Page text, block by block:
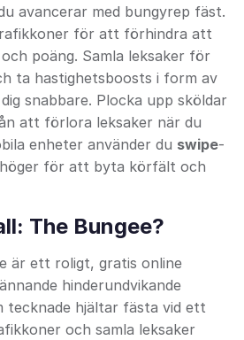
avancerar med bungyrep fäst.
för att förhindra att
poäng. Samla leksaker för
ta hastighetsboosts i form av
snabbare. Plocka upp sköldar
att förlora leksaker när du
enheter använder du swipe-
för att byta körfält och
The Bungee?
är ett roligt, gratis online
hinderundvikande
tecknade hjältar fästa vid ett
och samla leksaker